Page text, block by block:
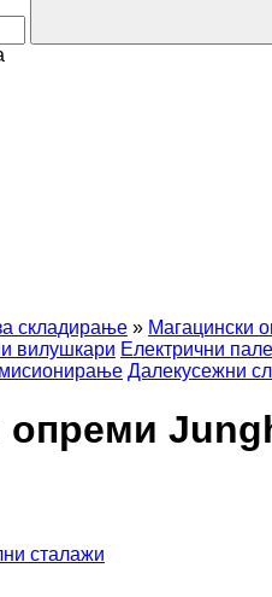
складирање » Магацински
вилушкари Електрични
Далекусежни
опреми
сталажи